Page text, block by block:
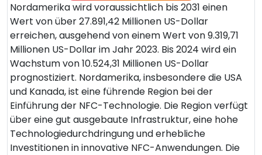
Nordamerika wird voraussichtlich bis 2031 einen
Wert von über 27.891,42 Millionen US-Dollar
erreichen, ausgehend von einem Wert von 9.319,71
Millionen US-Dollar im Jahr 2023. Bis 2024 wird ein
Wachstum von 10.524,31 Millionen US-Dollar
prognostiziert. Nordamerika, insbesondere die USA
und Kanada, ist eine führende Region bei der
Einführung der NFC-Technologie. Die Region verfügt
über eine gut ausgebaute Infrastruktur, eine hohe
Technologiedurchdringung und erhebliche
Investitionen in innovative NFC-Anwendungen. Die